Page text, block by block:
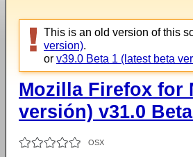
This is an old version of this
version).
or v39.0 Beta 1 (latest beta
Mozilla Firefox for
versión) v31.0
OSX